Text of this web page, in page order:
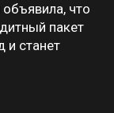
что
пакет
и станет